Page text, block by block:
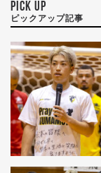
PICK UP
ピックアップ記事